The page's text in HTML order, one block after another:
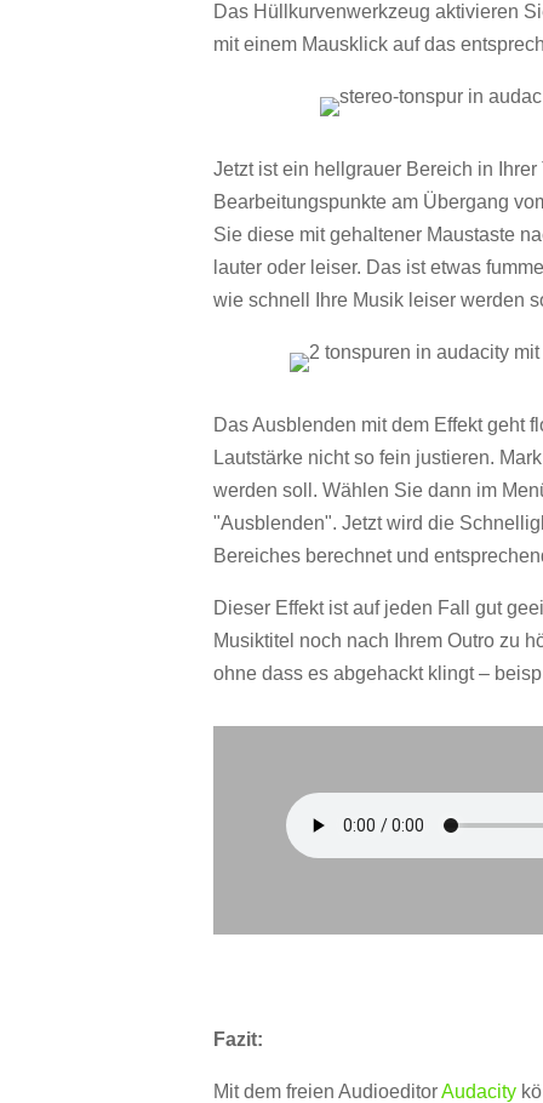
Das Hüllkurvenwerkzeug aktivieren
mit einem Mausklick auf das
Jetzt ist ein hellgrauer Bereich in
Bearbeitungspunkte am Übergang
Sie diese mit gehaltener Maustaste
lauter oder leiser. Das ist etwas
wie schnell Ihre Musik leiser werden
Das Ausblenden mit dem Effekt geht
Lautstärke nicht so fein justieren.
werden soll. Wählen Sie dann im
"Ausblenden". Jetzt wird die
Bereiches berechnet und
Dieser Effekt ist auf jeden Fall gut
Musiktitel noch nach Ihrem Outro zu
ohne dass es abgehackt klingt –
Fazit:
Mit dem freien AudioeditorAudacity